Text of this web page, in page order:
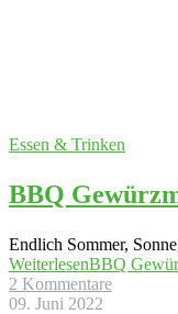
Essen & Trinken
BBQ
Endlich Sommer,
WeiterlesenBBQ
2 Kommentare
09. Juni 2022